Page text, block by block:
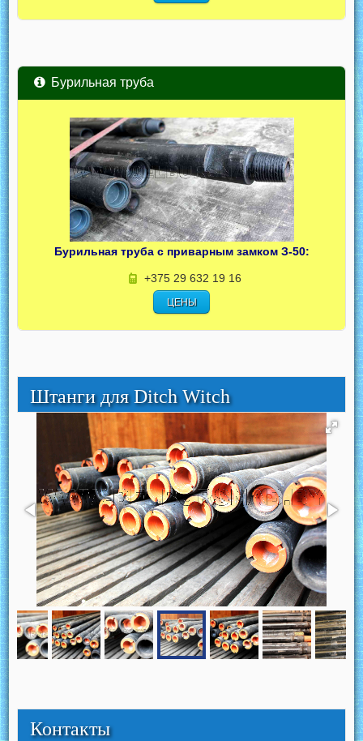
Бурильная труба
Бурильная труба с приварным замком З-50:
+375 29 632 19 16
ЦЕНЫ
Штанги для Ditch Witch
Контакты